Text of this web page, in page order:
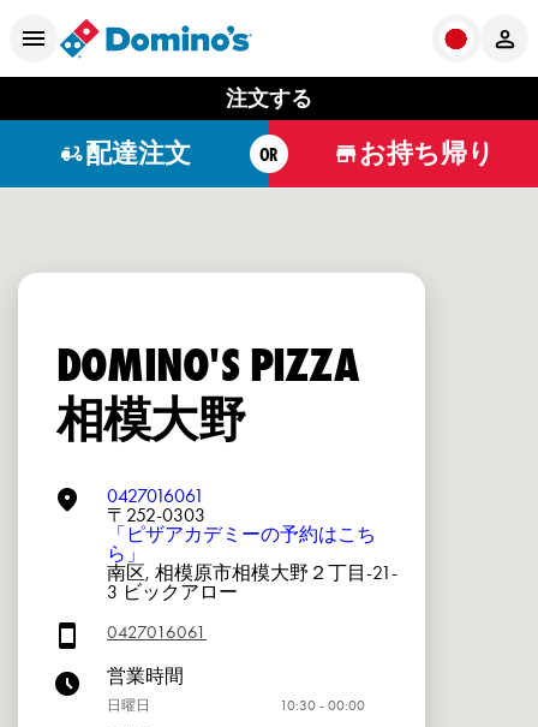
注文する
配達注文 OR お持ち帰り
DOMINO'S PIZZA
相模大野
0427016061
〒252-0303
「ピザアカデミーの予約はこち
ら」
南区, 相模原市相模大野２丁目-21-
3 ビックアロー
0427016061
営業時間
日曜日
10:30 - 00:00